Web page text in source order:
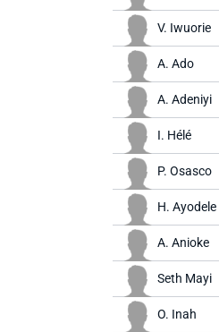
V. Iwuorie
A. Ado
A. Adeniyi
I. Hélé
P. Osasco
H. Ayodele
A. Anioke
Seth Mayi
O. Inah